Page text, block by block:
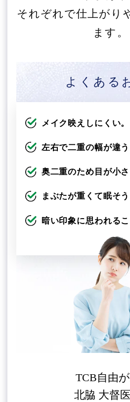
それぞれで仕上がり
ます。
よくある
メイク映えしにくい。
左右で二重の幅が違う
奥二重のため目が小さ
まぶたが重くて眠そう
暗い印象に思われるこ
TCB自由
北脇 大督